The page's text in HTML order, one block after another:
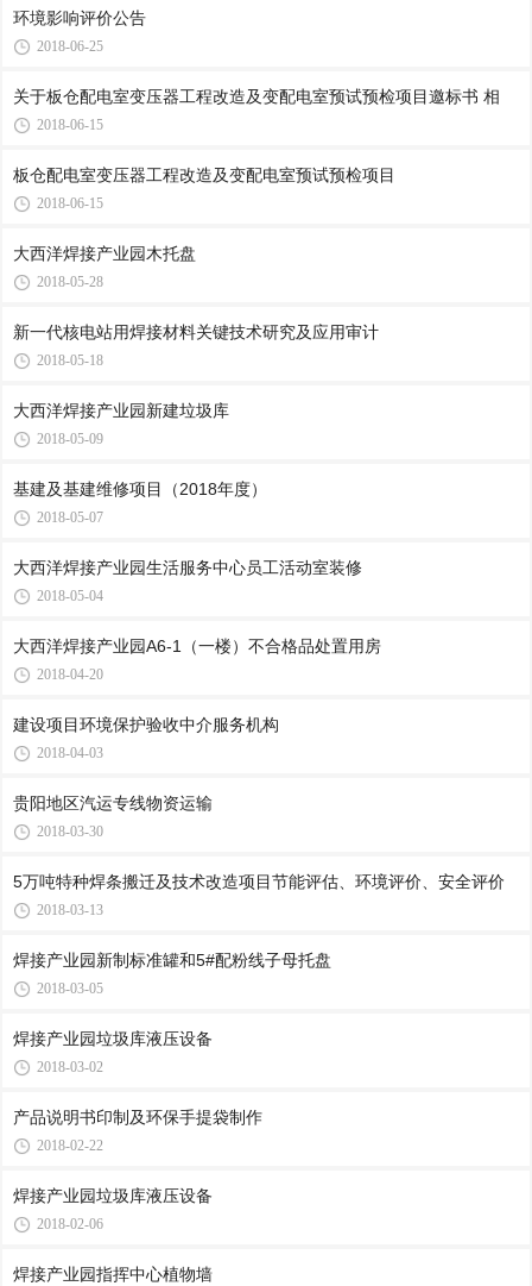
环境影响评价公告
2018-06-25
关于板仓配电室变压器工程改造及变配电室预试预检项目邀标书 相
2018-06-15
板仓配电室变压器工程改造及变配电室预试预检项目
2018-06-15
大西洋焊接产业园木托盘
2018-05-28
新一代核电站用焊接材料关键技术研究及应用审计
2018-05-18
大西洋焊接产业园新建垃圾库
2018-05-09
基建及基建维修项目（2018年度）
2018-05-07
大西洋焊接产业园生活服务中心员工活动室装修
2018-05-04
大西洋焊接产业园A6-1（一楼）不合格品处置用房
2018-04-20
建设项目环境保护验收中介服务机构
2018-04-03
贵阳地区汽运专线物资运输
2018-03-30
5万吨特种焊条搬迁及技术改造项目节能评估、环境评价、安全评价
2018-03-13
焊接产业园新制标准罐和5#配粉线子母托盘
2018-03-05
焊接产业园垃圾库液压设备
2018-03-02
产品说明书印制及环保手提袋制作
2018-02-22
焊接产业园垃圾库液压设备
2018-02-06
焊接产业园指挥中心植物墙